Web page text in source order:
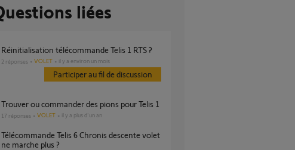
liées
réinitialisation télécommande Telis 1 RTS ?
2 réponses VOLET il y a environ un mois
Participer au fil de discussion
Trouver ou commander des pions pour Telis 1
17 réponses VOLET il y a plus d'un an
Télécommande Telis 6 Chronis descente volet
ne marche plus ?